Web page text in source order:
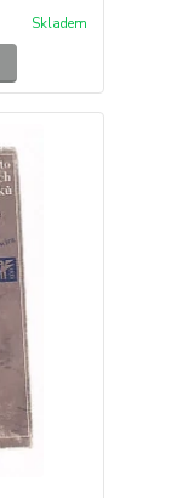
Skladem